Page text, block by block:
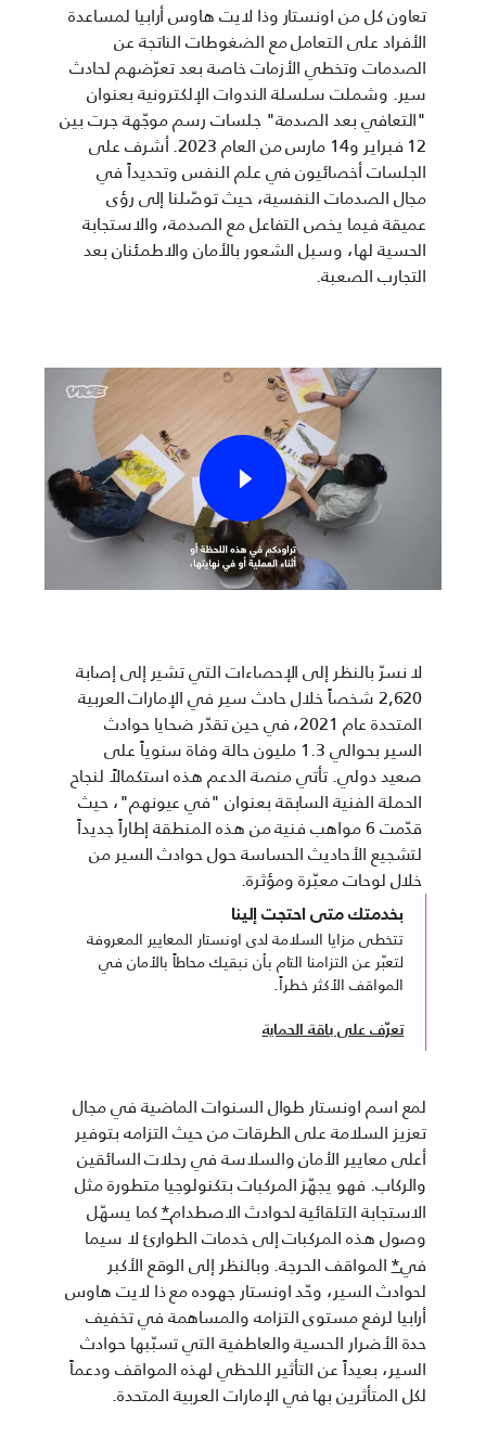
تعاون كل من اونستار وذا لايت هاوس أرابيا لمساعدة
الأفراد على التعامل مع الضغوطات الناتجة عن
الصدمات وتخطي الأزمات خاصة بعد تعرّضهم لحادث
سير. وشملت سلسلة الندوات الإلكترونية بعنوان
"التعافي بعد الصدمة" جلسات رسم موجّهة جرت بين
12 فبراير و14 مارس من العام 2023. أشرف على
الجلسات أخصائيون في علم النفس وتحديداً في
مجال الصدمات النفسية، حيث توصّلنا إلى رؤى
عميقة فيما يخص التفاعل مع الصدمة، والاستجابة
الحسية لها، وسبل الشعور بالأمان والاطمئنان بعد
التجارب الصعبة.
لا نسرّ بالنظر إلى الإحصاءات التي تشير إلى إصابة
2,620 شخصاً خلال حادث سير في الإمارات العربية
المتحدة عام 2021، في حين تقدّر ضحايا حوادث
السير بحوالي 1.3 مليون حالة وفاة سنوياً على
صعيد دولي. تأتي منصة الدعم هذه استكمالاً لنجاح
الحملة الفنية السابقة بعنوان "في عيونهم"، حيث
قدّمت 6 مواهب فنية من هذه المنطقة إطاراً جديداً
لتشجيع الأحاديث الحساسة حول حوادث السير من
خلال لوحات معبّرة ومؤثرة.
بخدمتك متى احتجت إلينا
تتخطى مزايا السلامة لدى اونستار المعايير المعروفة
لتعبّر عن التزامنا التام بأن نبقيك محاطاً بالأمان في
المواقف الأكثر خطراً.
تعرّف على باقة الحماية
لمع اسم اونستار طوال السنوات الماضية في مجال
تعزيز السلامة على الطرقات من حيث التزامه بتوفير
أعلى معايير الأمان والسلاسة في رحلات السائقين
والركاب. فهو يجهّز المركبات بتكنولوجيا متطورة مثل
الاستجابة التلقائية لحوادث الاصطدام*كما يسهّل
وصول هذه المركبات إلى خدمات الطوارئ لا سيما
في*المواقف الحرجة. وبالنظر إلى الوقع الأكبر
لحوادث السير، وحّد اونستار جهوده مع ذا لايت هاوس
أرابيا لرفع مستوى التزامه والمساهمة في تخفيف
حدة الأضرار الحسية والعاطفية التي تسبّبها حوادث
السير، بعيداً عن التأثير اللحظي لهذه المواقف ودعماً
لكل المتأثرين بها في الإمارات العربية المتحدة.